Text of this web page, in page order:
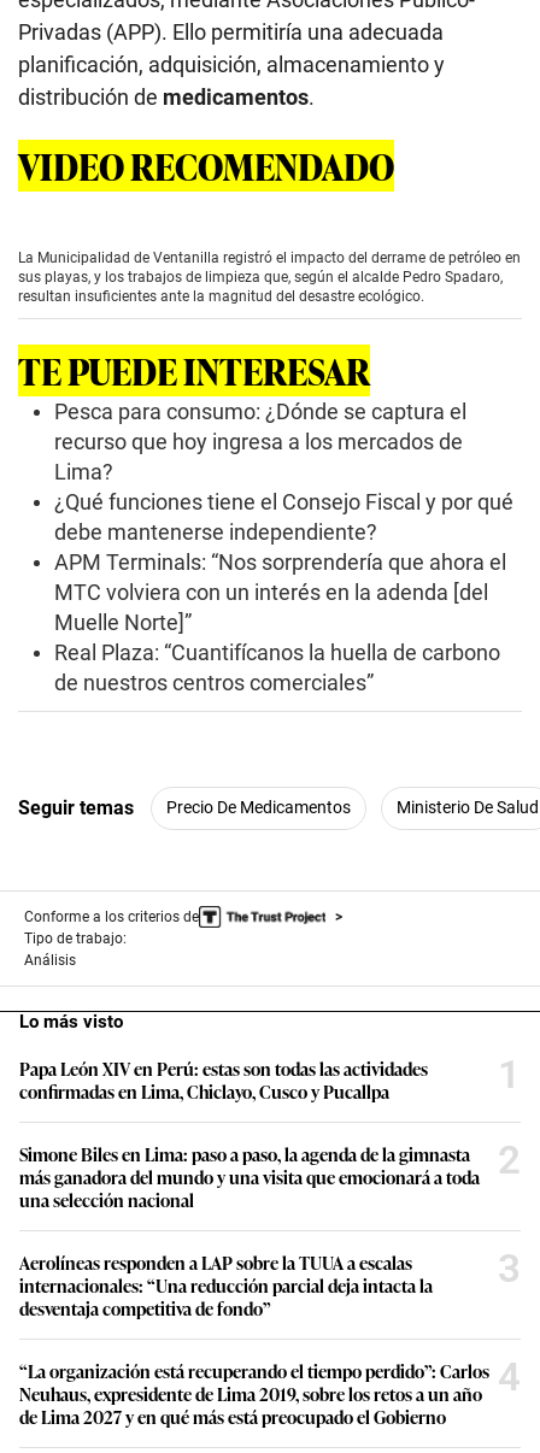
Privadas (APP). Ello permitiría una adecuada
planificación, adquisición, almacenamiento y
distribución de medicamentos.
VIDEO RECOMENDADO
La Municipalidad de Ventanilla registró el impacto del derrame de petróleo en
sus playas, y los trabajos de limpieza que, según el alcalde Pedro Spadaro,
resultan insuficientes ante la magnitud del desastre ecológico.
TE PUEDE INTERESAR
Pesca para consumo: ¿Dónde se captura el
recurso que hoy ingresa a los mercados de
Lima?
¿Qué funciones tiene el Consejo Fiscal y por qué
debe mantenerse independiente?
APM Terminals: “Nos sorprendería que ahora el
MTC volviera con un interés en la adenda [del
Muelle Norte]”
Real Plaza: “Cuantifícanos la huella de carbono
de nuestros centros comerciales”
Seguir temas Precio De Medicamentos Ministerio De Salud
Conforme a los criterios de
Tipo de trabajo:
Análisis
Lo más visto
Papa León XIV en Perú: estas son todas las actividades
confirmadas en Lima, Chiclayo, Cusco y Pucallpa
1
Simone Biles en Lima: paso a paso, la agenda de la gimnasta
más ganadora del mundo y una visita que emocionará a toda
una selección nacional
2
Aerolíneas responden a LAP sobre la TUUA a escalas
internacionales: “Una reducción parcial deja intacta la
desventaja competitiva de fondo”
3
“La organización está recuperando el tiempo perdido”: Carlos
Neuhaus, expresidente de Lima 2019, sobre los retos a un año
de Lima 2027 y en qué más está preocupado el Gobierno
4